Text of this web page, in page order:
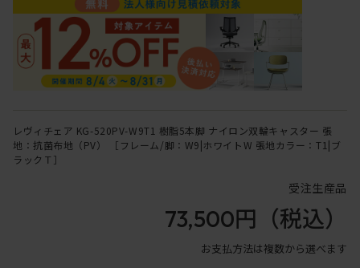
レヴィチェア KG-520PV-W9T1 樹脂5本脚 ナイロン双輪キャスター 張
地：抗菌布地（PV） ［フレーム/脚：W9|ホワイトW 張地カラー：T1|ブ
ラックＴ］
受注生産品
73,500円 （税込）
お支払方法は複数から選べます